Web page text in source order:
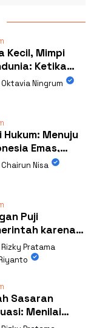
Kecil, Mimpi
Ketika
Wajah
Oktavia Ningrum
Hukum: Menuju
Emas,
Emasnya
Rumah Febrie!
Chairun Nisa
Puji
karena
Mengapa
Begitu Mudah
Rizky Pratama
Sasaran
Menilai
MBG Lewat